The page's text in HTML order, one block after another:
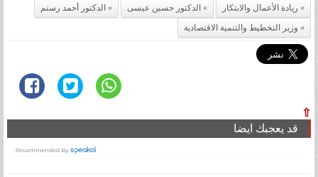
ريادة الأعمال والابتكار
الدكتور حسين عيسى
الدكتور أحمد رستم
وزير التخطيط والتنمية الاقتصادية
⇧
قد يعجبك ايضا